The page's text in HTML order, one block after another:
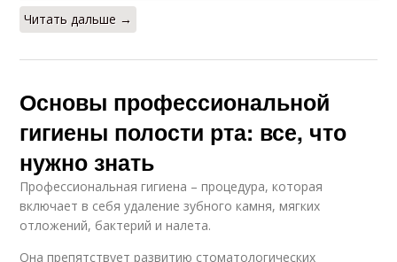
Читать дальше →
Основы профессиональной
гигиены полости рта: все, что
нужно знать
Профессиональная гигиена – процедура, которая
включает в себя удаление зубного камня, мягких
отложений, бактерий и налета.
Она препятствует развитию стоматологических